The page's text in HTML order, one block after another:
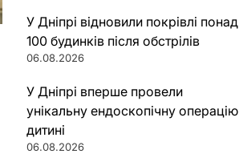
У Дніпрі відновили покрівлі понад
100 будинків після обстрілів
06.08.2026
У Дніпрі вперше провели
унікальну ендоскопічну операцію
дитині
06.08.2026